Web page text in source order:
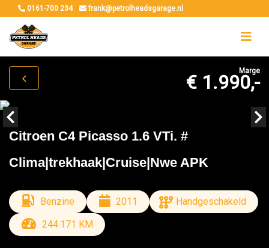
0161-700 234 frank@petrolheadsgarage.nl
Marge
€ 1.990,-
Citroen C4 Picasso 1.6 VTi. #
Clima|trekhaak|Cruise|Nwe APK
Benzine 2011
Handgeschakeld
244.171 KM